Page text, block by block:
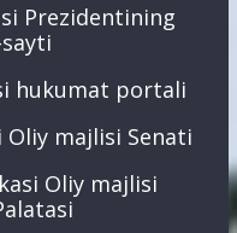
Prezidentining
hukumat portali
majlisi Senati
Oliy majlisi